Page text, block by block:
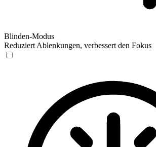
Blinden-Modus
Reduziert Ablenkungen, verbessert den Fokus